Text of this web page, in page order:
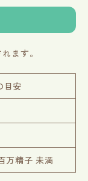
ます。
目安
万精子 未満